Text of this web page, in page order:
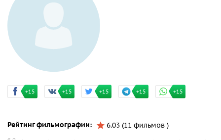
+15 +15 +15 +15 +15
Рейтинг фильмографии: 6.03 (11 фильмов )